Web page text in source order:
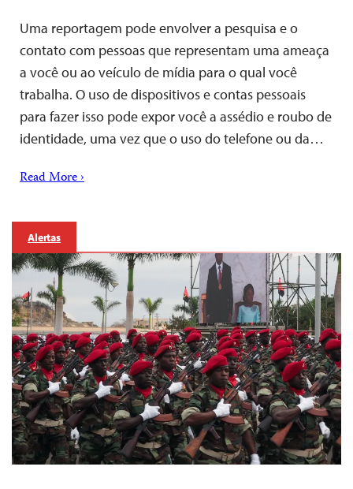
Uma reportagem pode envolver a pesquisa e o
contato com pessoas que representam uma ameaça
a você ou ao veículo de mídia para o qual você
trabalha. O uso de dispositivos e contas pessoais
para fazer isso pode expor você a assédio e roubo de
identidade, uma vez que o uso do telefone ou da…
Read More ›
Alertas